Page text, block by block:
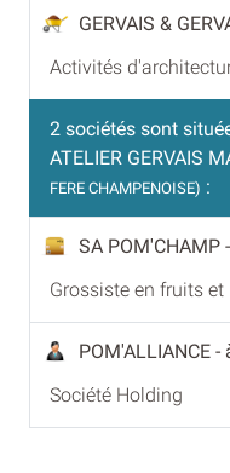
GERVAIS &
Activités
2 sociétés sont
ATELIER GERVAIS
FERE CHAMPENOISE) :
SA POM'CHAMP
Grossiste en fruits et
POM'ALLIANCE -
Société Holding